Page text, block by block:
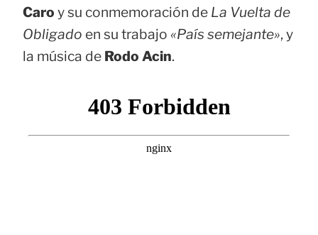
Caro y su conmemoración de La Vuelta de
Obligado en su trabajo «País semejante», y
la música de Rodo Acin.